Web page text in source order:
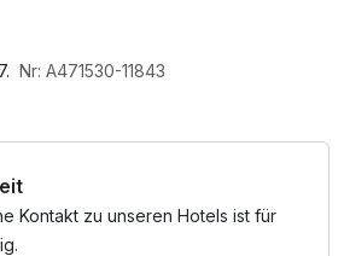
zweit“ für 7 Übernachtungen. Ihre 2
und Sonntag genießen Sie in
Nr: A471530-11843
Kontakt zu unseren Hotels ist für